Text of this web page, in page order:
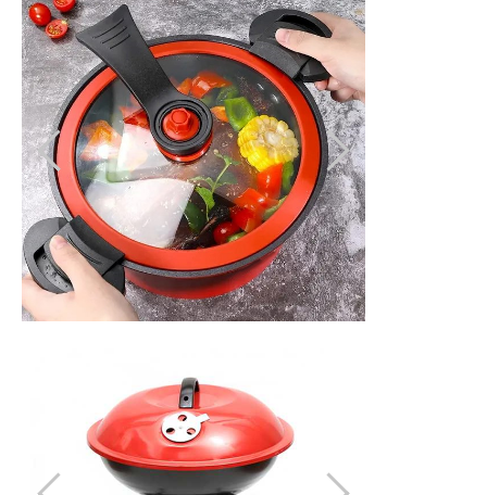
Кантари домакински
Маси за гладене